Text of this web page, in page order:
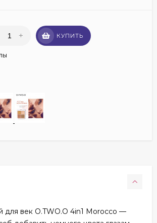
+ КУПИТЬ
для век O.TWO.O 4in1 Morocco —